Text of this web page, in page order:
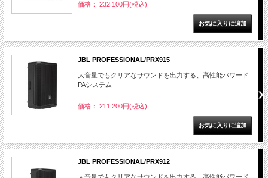
価格： 232,100円(税込)
JBL PROFESSIONAL/PRX915
大音量でもクリアなサウンドを出力する、高性能パワード
PAシステム
価格： 211,200円(税込)
JBL PROFESSIONAL/PRX912